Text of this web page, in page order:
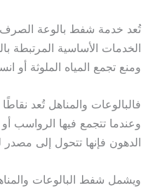
تُعد خدمة شفط بالوعة الصرف
الخدمات الأساسية المرتبطة
ومنع تجمع المياه الملوثة أو
فالبالوعات والمناهل تُعد
وعندما تتجمع فيها الرواسب أو
الدهون فإنها تتحول إلى مصدر
ويشمل شفط البالوعات